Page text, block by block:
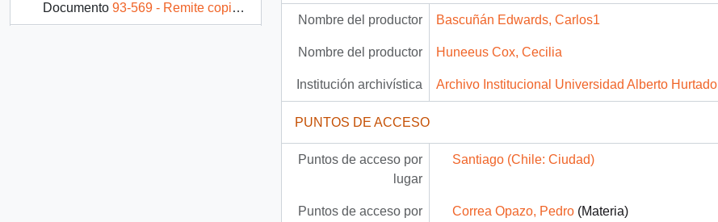
Documento 93-569 - Remite copia carta
Nombre del productor Bascuñán Edwards, Carlos1
Nombre del productor Huneeus Cox, Cecilia
Institución archivística Archivo Institucional Universidad Alberto Hurtado
PUNTOS DE ACCESO
Puntos de acceso por
lugar
Santiago (Chile: Ciudad)
Puntos de acceso por
Correa Opazo, Pedro(Materia)